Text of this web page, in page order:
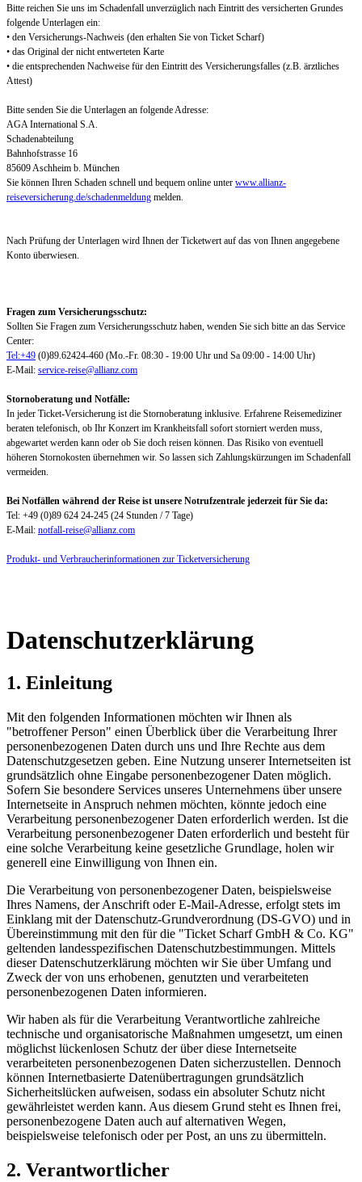
Bitte reichen Sie uns im Schadenfall unverzüglich nach Eintritt des versicherten Grundes
folgende Unterlagen ein:
• den Versicherungs-Nachweis (den erhalten Sie von Ticket Scharf)
• das Original der nicht entwerteten Karte
• die entsprechenden Nachweise für den Eintritt des Versicherungsfalles (z.B. ärztliches
Attest)
Bitte senden Sie die Unterlagen an folgende Adresse:
AGA International S.A.
Schadenabteilung
Bahnhofstrasse 16
85609 Aschheim b. München
Sie können Ihren Schaden schnell und bequem online unter www.allianz-
reiseversicherung.de/schadenmeldung melden.
Nach Prüfung der Unterlagen wird Ihnen der Ticketwert auf das von Ihnen angegebene
Konto überwiesen.
Fragen zum Versicherungsschutz:
Sollten Sie Fragen zum Versicherungsschutz haben, wenden Sie sich bitte an das Service
Center:
Tel:+49 (0)89.62424-460 (Mo.-Fr. 08:30 - 19:00 Uhr und Sa 09:00 - 14:00 Uhr)
E-Mail: service-reise@allianz.com
Stornoberatung und Notfälle:
In jeder Ticket-Versicherung ist die Stornoberatung inklusive. Erfahrene Reisemediziner
beraten telefonisch, ob Ihr Konzert im Krankheitsfall sofort storniert werden muss,
abgewartet werden kann oder ob Sie doch reisen können. Das Risiko von eventuell
höheren Stornokosten übernehmen wir. So lassen sich Zahlungskürzungen im Schadenfall
vermeiden.
Bei Notfällen während der Reise ist unsere Notrufzentrale jederzeit für Sie da:
Tel: +49 (0)89 624 24-245 (24 Stunden / 7 Tage)
E-Mail: notfall-reise@allianz.com
Produkt- und Verbraucherinformationen zur Ticketversicherung
Datenschutzerklärung
1. Einleitung
Mit den folgenden Informationen möchten wir Ihnen als
"betroffener Person" einen Überblick über die Verarbeitung Ihrer
personenbezogenen Daten durch uns und Ihre Rechte aus dem
Datenschutzgesetzen geben. Eine Nutzung unserer Internetseiten ist
grundsätzlich ohne Eingabe personenbezogener Daten möglich.
Sofern Sie besondere Services unseres Unternehmens über unsere
Internetseite in Anspruch nehmen möchten, könnte jedoch eine
Verarbeitung personenbezogener Daten erforderlich werden. Ist die
Verarbeitung personenbezogener Daten erforderlich und besteht für
eine solche Verarbeitung keine gesetzliche Grundlage, holen wir
generell eine Einwilligung von Ihnen ein.
Die Verarbeitung von personenbezogener Daten, beispielsweise
Ihres Namens, der Anschrift oder E-Mail-Adresse, erfolgt stets im
Einklang mit der Datenschutz-Grundverordnung (DS-GVO) und in
Übereinstimmung mit den für die "Ticket Scharf GmbH & Co. KG"
geltenden landesspezifischen Datenschutzbestimmungen. Mittels
dieser Datenschutzerklärung möchten wir Sie über Umfang und
Zweck der von uns erhobenen, genutzten und verarbeiteten
personenbezogenen Daten informieren.
Wir haben als für die Verarbeitung Verantwortliche zahlreiche
technische und organisatorische Maßnahmen umgesetzt, um einen
möglichst lückenlosen Schutz der über diese Internetseite
verarbeiteten personenbezogenen Daten sicherzustellen. Dennoch
können Internetbasierte Datenübertragungen grundsätzlich
Sicherheitslücken aufweisen, sodass ein absoluter Schutz nicht
gewährleistet werden kann. Aus diesem Grund steht es Ihnen frei,
personenbezogene Daten auch auf alternativen Wegen,
beispielsweise telefonisch oder per Post, an uns zu übermitteln.
2. Verantwortlicher